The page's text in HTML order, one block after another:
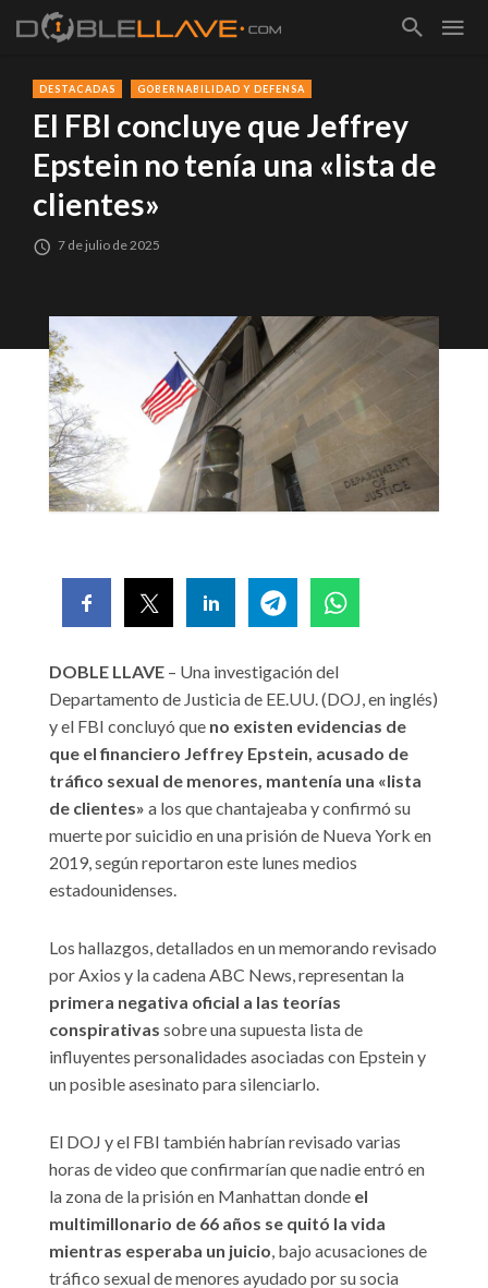
DESTACADAS GOBERNABILIDAD Y DEFENSA
El FBI concluye que Jeffrey
Epstein no tenía una «lista de
clientes»
7 de julio de 2025
DOBLE LLAVE – Una investigación del
Departamento de Justicia de EE.UU. (DOJ, en inglés)
y el FBI concluyó que no existen evidencias de
que el financiero Jeffrey Epstein, acusado de
tráfico sexual de menores, mantenía una «lista
de clientes» a los que chantajeaba y confirmó su
muerte por suicidio en una prisión de Nueva York en
2019, según reportaron este lunes medios
estadounidenses.
Los hallazgos, detallados en un memorando revisado
por Axios y la cadena ABC News, representan la
primera negativa oficial a las teorías
conspirativas sobre una supuesta lista de
influyentes personalidades asociadas con Epstein y
un posible asesinato para silenciarlo.
El DOJ y el FBI también habrían revisado varias
horas de video que confirmarían que nadie entró en
la zona de la prisión en Manhattan donde el
multimillonario de 66 años se quitó la vida
mientras esperaba un juicio, bajo acusaciones de
tráfico sexual de menores ayudado por su socia